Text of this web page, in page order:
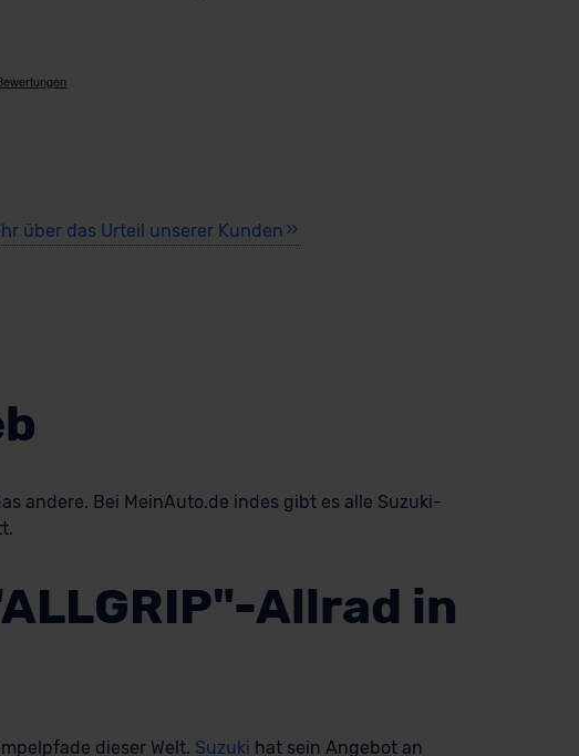
über das Urteil unserer Kunden
andere. Bei MeinAuto.de indes gibt es alle Suzuki-
Allrad in
dieser Welt. Suzuki hat sein Angebot an